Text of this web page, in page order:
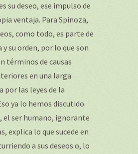
su deseo, ese impulso de
ventaja. Para Spinoza,
como todo, es parte de
su orden, por lo que son
términos de causas
en una larga
por las leyes de la
ya lo hemos discutido.
el ser humano, ignorante
explica lo que sucede en
a sus deseos o, lo